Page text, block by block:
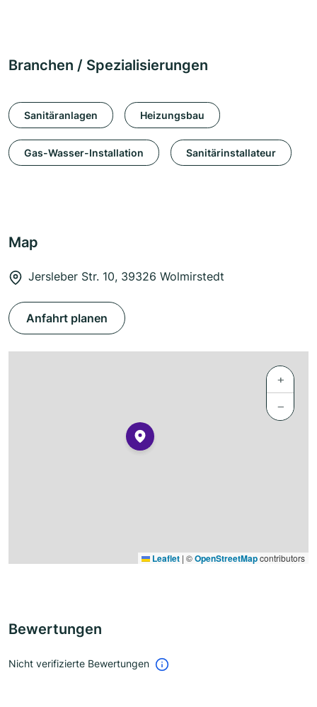
Branchen / Spezialisierungen
Sanitäranlagen Heizungsbau
Gas-Wasser-Installation Sanitärinstallateur
Map
Jersleber Str. 10, 39326 Wolmirstedt
Anfahrt planen
+
−
Leaflet | ©OpenStreetMapcontributors
Bewertungen
Nicht verifizierte Bewertungen